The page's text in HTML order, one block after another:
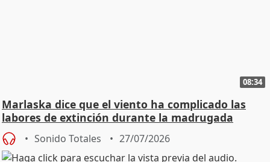
08:34
Marlaska dice que el viento ha complicado las
labores de extinción durante la madrugada
Sonido Totales 27/07/2026